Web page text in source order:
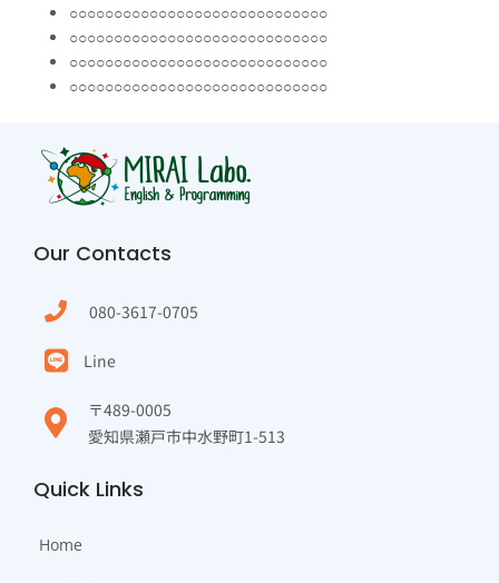
○○○○○○○○○○○○○○○○○○○○○○○○○○○○○
○○○○○○○○○○○○○○○○○○○○○○○○○○○○○
○○○○○○○○○○○○○○○○○○○○○○○○○○○○○
○○○○○○○○○○○○○○○○○○○○○○○○○○○○○
Our Contacts
080-3617-0705
Line
〒489-0005
愛知県瀬戸市中水野町1-513
Quick Links
Home